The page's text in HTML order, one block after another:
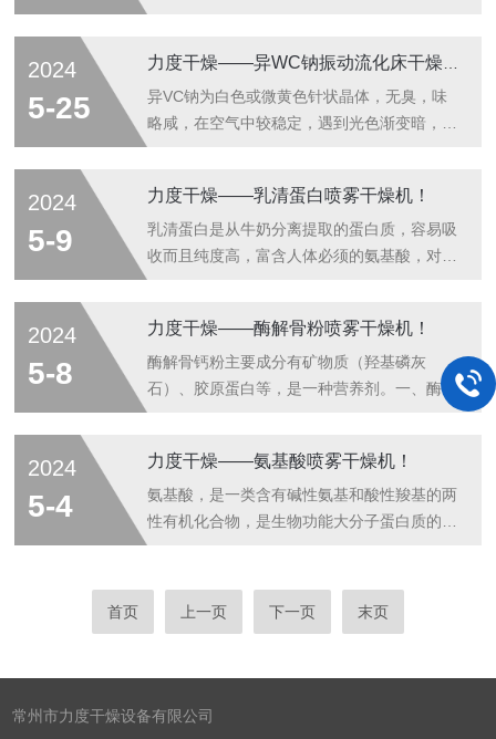
板干燥机操作规程开机：⑴首先检查电机减速
齿轮箱是否有油，电线是否连接可靠。⑵管路
是否连接可靠。⑶料槽内是否清洁无杂物。⑷
要的钠离子和钾离子等矿物质，不但可以增强
人体的免疫力，而且可以增加心脏的射血能
力。对于心慌、心悸等现象有很好的调节作
力喷雾干燥机组成部分本工艺流程是由六大部
分组成：供料系统、加热系统、干燥系统、收
料系统、排风系统、电控系统。二、动物蛋白
2024
5-25
异VC钠为白色或微黄色针状晶体，无臭，味
略咸，在空气中较稳定，遇到光色渐变暗，在
度较为缓慢，热稳定性较维生素C高，而且安
全无毒，在人体内不影响维生素C的吸收，生
产成本低。一、异VC钠振动流化床干燥机原
等优点。振动流化床是近十年逐渐发展并扩大
应用的新型设备，正日益成为干燥设备中的主
要机型。振动流化床是将特定要求的振动...
2024
5-9
力度干燥——乳清蛋白喷雾干燥机！
乳清蛋白是从牛奶分离提取的蛋白质，容易吸
收而且纯度高，富含人体必须的氨基酸，对改
够分解代谢为多种氨基酸。一、乳清蛋白喷雾
干燥机原理压力喷雾干燥机是一种可以同时完
成干燥和造粒的装置。按工艺要求可以调节料
液泵的压力，流量，喷孔的大小，得到所需的
液通过隔膜泵高压输入，喷出雾状液滴，然后
同热空气并流下降，大部分粉粒由塔底排料口
收集，废气及其微小粉末经旋风分离器分
2024
5-8
力度干燥——酶解骨粉喷雾干燥机！
酶解骨钙粉主要成分有矿物质（羟基磷灰
石）、胶原蛋白等，是一种营养剂。一、酶解
骨粉喷雾干燥机原理将空气经过滤和加热后，
均匀地进入干燥室，形成高速气流。料液通过
塔体顶部的高速离心雾化器，被旋转喷雾成极
细微的雾状液珠。这些液珠与热空气并流接
则由引风机排空。二、酶解骨粉喷雾干燥机设
2024
5-4
力度干燥——氨基酸喷雾干燥机！
氨基酸，是一类含有碱性氨基和酸性羧基的两
性有机化合物，是生物功能大分子蛋白质的基
配器，热空气呈螺旋状均匀进入干燥器。料液
气并流接触，水份迅速蒸发，在极短时间内干
燥为粉末状成品。成品由干燥塔底部和旋风分
首页 上一页 下一页 末页
常州市力度干燥设备有限公司